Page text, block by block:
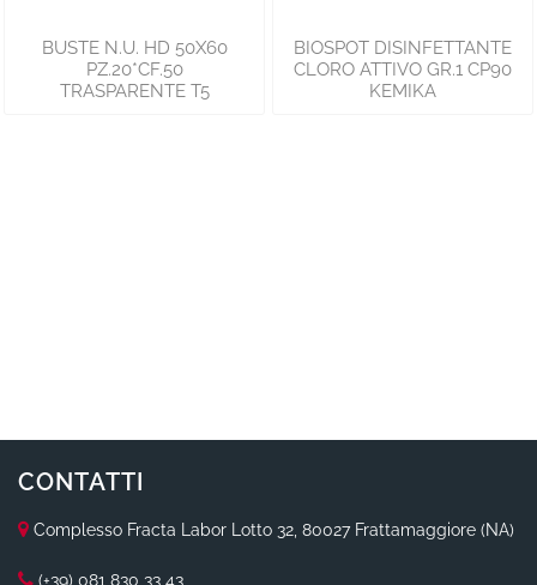
BUSTE N.U. HD 50X60
PZ.20*CF.50
TRASPARENTE T5
BIOSPOT DISINFETTANTE
CLORO ATTIVO GR.1 CP90
KEMIKA
CONTATTI
Complesso Fracta Labor Lotto 32, 80027 Frattamaggiore (NA)
(+39) 081 830 33 43